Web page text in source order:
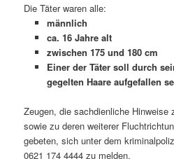
Die Täter waren alle:
männlich
ca. 16 Jahre alt
zwischen 175 und 180 cm
Einer der Täter soll durch
gegelten Haare aufgefallen
Zeugen, die sachdienliche Hinweise
sowie zu deren weiterer
gebeten, sich unter dem
0621 174 4444 zu melden.